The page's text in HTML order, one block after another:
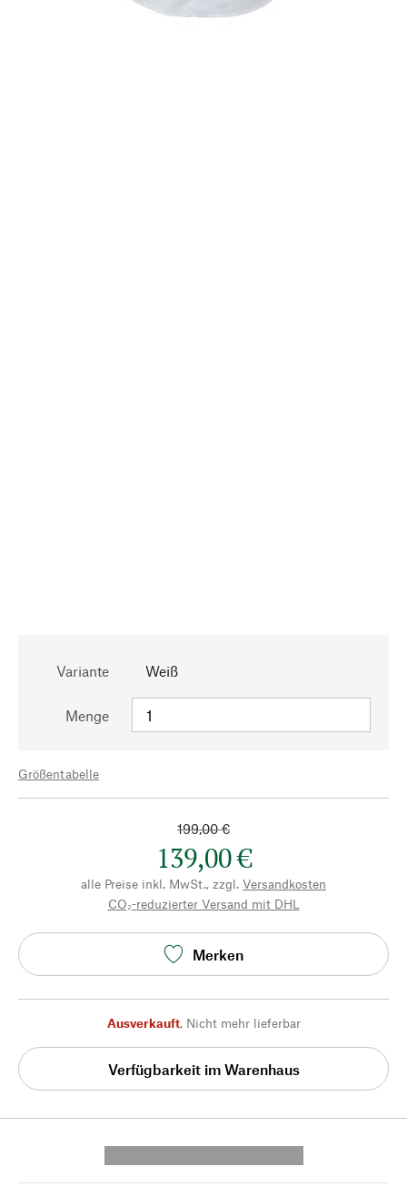
Variante Weiß
Menge
Größentabelle
199,00 €
139,00 €
alle Preise inkl. MwSt., zzgl. Versandkosten
CO₂-reduzierter Versand mit DHL
Merken
Ausverkauft, Nicht mehr lieferbar
Verfügbarkeit im Warenhaus